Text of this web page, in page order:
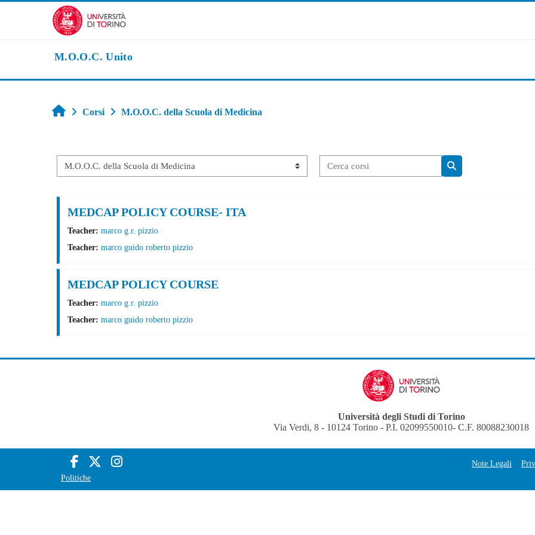
Vai al contenuto principale
M.O.O.C. Unito
Home
Corsi M.O.O.C. della Scuola di Medicina
Categorie di corso
Cerca corsi
MEDCAP POLICY COURSE- ITA
Teacher: marco g.r. pizzio
Teacher: marco guido roberto pizzio
MEDCAP POLICY COURSE
Teacher: marco g.r. pizzio
Teacher: marco guido roberto pizzio
Università degli Studi di Torino
Via Verdi, 8 - 10124 Torino - P.I. 02099550010- C.F. 80088230018
Note Legali
Politiche